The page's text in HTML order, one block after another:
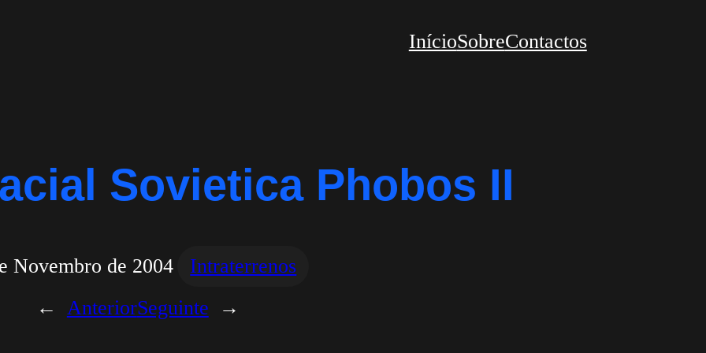
InícioSobreContactos
Sovietica Phobos II
Novembro de 2004
Intraterrenos
←
AnteriorSeguinte →